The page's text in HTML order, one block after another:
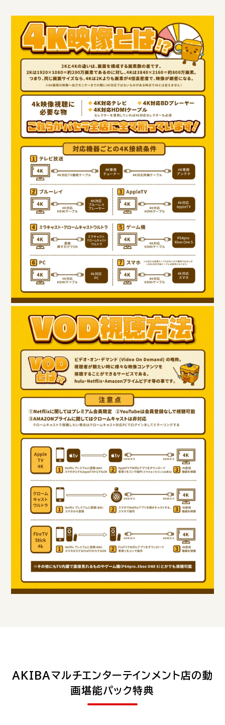
AKIBAマルチエンターテインメント店の動
画堪能パック特典